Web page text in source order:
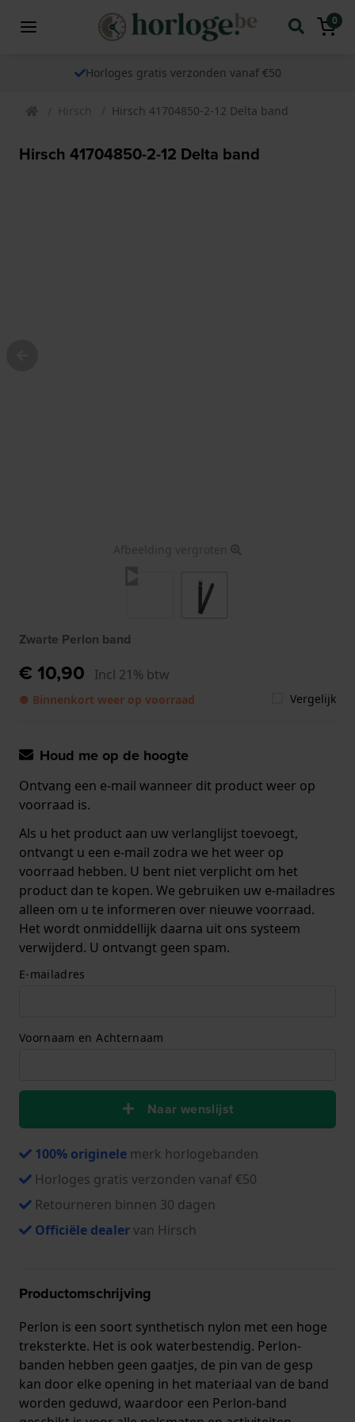
0
Horloges gratis verzonden vanaf €50
Hirsch Hirsch 41704850-2-12 Delta band
Hirsch 41704850-2-12 Delta band
Afbeelding vergroten
Zwarte Perlon band
€ 10,90 Incl 21% btw
● Binnenkort weer op voorraad Vergelijk
Houd me op de hoogte
Ontvang een e-mail wanneer dit product weer op
voorraad is.
Als u het product aan uw verlanglijst toevoegt,
ontvangt u een e-mail zodra we het weer op
voorraad hebben. U bent niet verplicht om het
product dan te kopen. We gebruiken uw e-mailadres
alleen om u te informeren over nieuwe voorraad.
Het wordt onmiddellijk daarna uit ons systeem
verwijderd. U ontvangt geen spam.
E-mailadres
Voornaam en Achternaam
Naar wenslijst
100% originele merk horlogebanden
Horloges gratis verzonden vanaf €50
Retourneren binnen 30 dagen
Officiële dealervan Hirsch
Productomschrijving
Perlon is een soort synthetisch nylon met een hoge
treksterkte. Het is ook waterbestendig. Perlon-
banden hebben geen gaatjes, de pin van de gesp
kan door elke opening in het materiaal van de band
worden geduwd, waardoor een Perlon-band